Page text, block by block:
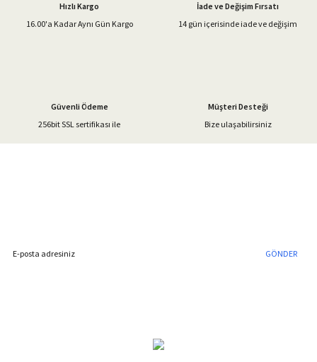
Ürün bilgilerinde hatalar bulunuyor.
Gönder
Hızlı Kargo
16.00'a Kadar Aynı Gün Kargo
İade ve Değişim Fırsatı
14 gün içerisinde iade ve değişim
Güvenli Ödeme
256bit SSL sertifikası ile
Müşteri Desteği
Bize ulaşabilirsiniz
GÖNDER